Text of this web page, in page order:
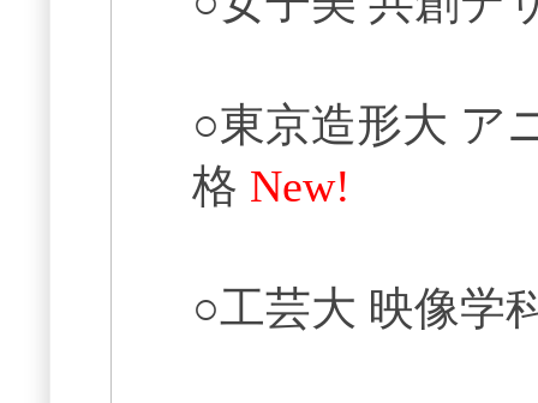
○東京造形大 ア
格 New!
○工芸大 映像学